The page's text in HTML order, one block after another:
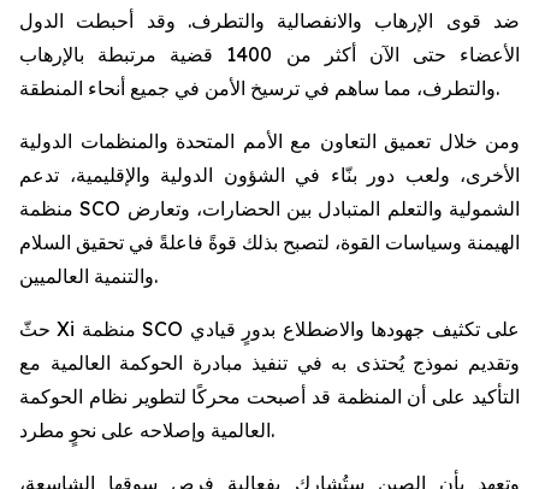
ضد قوى الإرهاب والانفصالية والتطرف. وقد أحبطت الدول
الأعضاء حتى الآن أكثر من 1400 قضية مرتبطة بالإرهاب
والتطرف، مما ساهم في ترسيخ الأمن في جميع أنحاء المنطقة.
ومن خلال تعميق التعاون مع الأمم المتحدة والمنظمات الدولية
الأخرى، ولعب دور بنّاء في الشؤون الدولية والإقليمية، تدعم
منظمة SCO الشمولية والتعلم المتبادل بين الحضارات، وتعارض
الهيمنة وسياسات القوة، لتصبح بذلك قوةً فاعلةً في تحقيق السلام
والتنمية العالميين.
حثّ Xi منظمة SCO على تكثيف جهودها والاضطلاع بدورٍ قيادي
وتقديم نموذج يُحتذى به في تنفيذ مبادرة الحوكمة العالمية مع
التأكيد على أن المنظمة قد أصبحت محركًا لتطوير نظام الحوكمة
العالمية وإصلاحه على نحوٍ مطرد.
وتعهد بأن الصين ستُشارك بفعاليةٍ فرص سوقها الشاسعة،